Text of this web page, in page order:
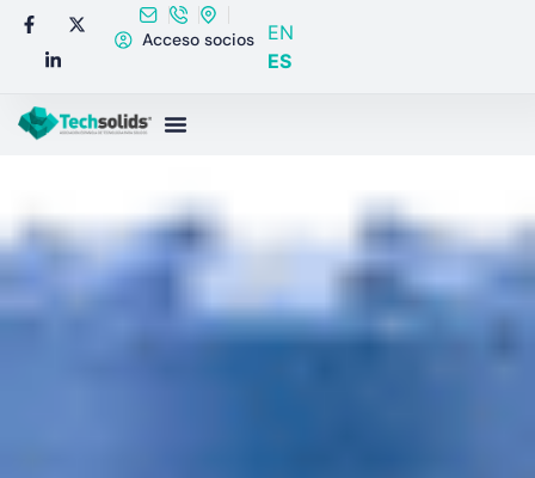
Acceso socios
EN
ES